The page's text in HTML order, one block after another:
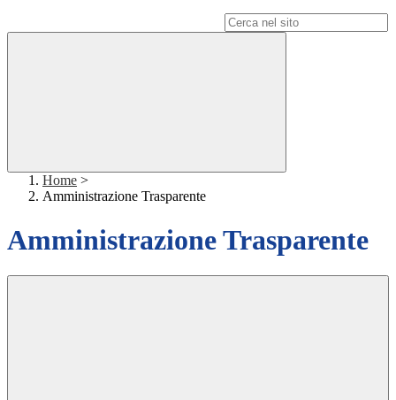
Home >
Amministrazione Trasparente
Amministrazione Trasparente